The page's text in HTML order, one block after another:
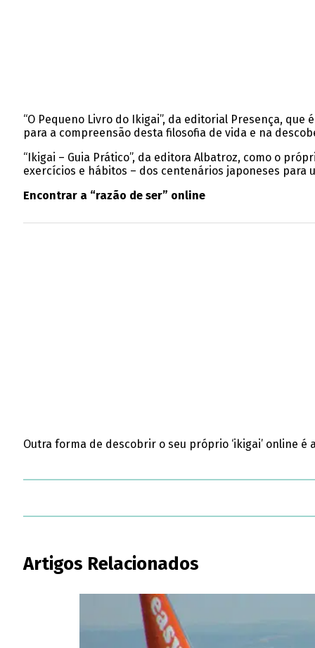
“O Pequeno Livro do Ikigai”, da editorial Presença,
para a compreensão desta filosofia de vida e na
“Ikigai – Guia Prático”, da editora Albatroz, como o
exercícios e hábitos – dos centenários japoneses para
Encontrar a “razão de ser” online
Outra forma de descobrir o seu próprio ‘ikigai’ online
Artigos Relacionados